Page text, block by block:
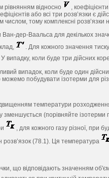
рівнянням відносно
,
або всі три розв’язки є
числом, тому комплексні
Ван-дер-Ваальса для декількох
. Для кожного значення
У випадку, коли буде три дійсних
випадок, коли буде один
можемо побудувати ізотерми для
температури
зменшується (порівняйте ізотерми
, для кожного газу різної, при
розв’язок (78.1). Ця температура
що відповідають значенням